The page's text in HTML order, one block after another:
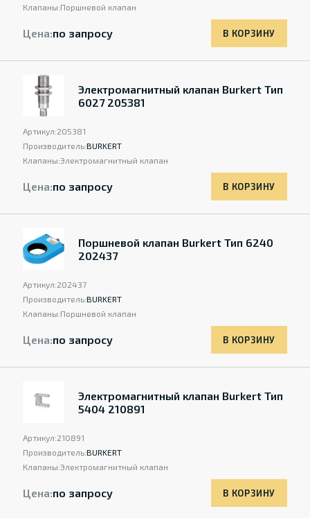
Клапаны:Поршневой клапан
Цена:по запросу В КОРЗИНУ
Электромагнитный клапан Burkert Тип
6027 205381
Артикул:205381
Производитель:BURKERT
Клапаны:Электромагнитный клапан
Цена:по запросу В КОРЗИНУ
Поршневой клапан Burkert Тип 6240
202437
Артикул:202437
Производитель:BURKERT
Клапаны:Поршневой клапан
Цена:по запросу В КОРЗИНУ
Электромагнитный клапан Burkert Тип
5404 210891
Артикул:210891
Производитель:BURKERT
Клапаны:Электромагнитный клапан
Цена:по запросу В КОРЗИНУ